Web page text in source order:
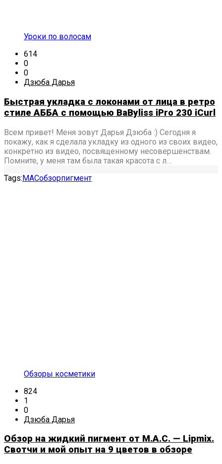
Уроки по волосам
614
0
0
Дзюба Дарья
Быстрая укладка с локонами от лица в ретро
стиле АББА с помощью BaByliss iPro 230 iCurl
Всем привет! Меня зовут Дарья Дзюба :) Сегодня я
покажу, как я сделала укладку из одного из своих видео,
конкретно из видео, посвященному несовершенствам.
Помните, у меня там была такая красота с л…
Tags:MACобзорпигмент
Обзоры косметики
824
1
0
Дзюба Дарья
Обзор на жидкий пигмент от M.A.C. — Lipmix.
Свотчи и мой опыт на 9 цветов в обзоре